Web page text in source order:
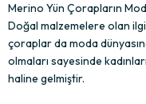
Merino Yün Çorapların
Doğal malzemelere olan
çoraplar da moda
olmaları sayesinde
haline gelmiştir.